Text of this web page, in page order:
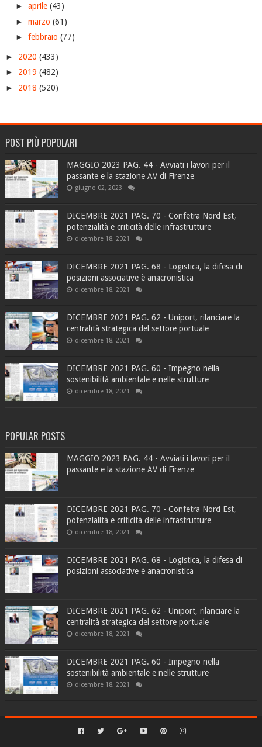
► aprile (43)
► marzo (61)
► febbraio (77)
► 2020 (433)
► 2019 (482)
► 2018 (520)
POST PIÙ POPOLARI
MAGGIO 2023 PAG. 44 - Avviati i lavori per il
passante e la stazione AV di Firenze
giugno 02, 2023
DICEMBRE 2021 PAG. 70 - Confetra Nord Est,
potenzialità e criticità delle infrastrutture
dicembre 18, 2021
DICEMBRE 2021 PAG. 68 - Logistica, la difesa di
posizioni associative è anacronistica
dicembre 18, 2021
DICEMBRE 2021 PAG. 62 - Uniport, rilanciare la
centralità strategica del settore portuale
dicembre 18, 2021
DICEMBRE 2021 PAG. 60 - Impegno nella
sostenibilità ambientale e nelle strutture
dicembre 18, 2021
POPULAR POSTS
MAGGIO 2023 PAG. 44 - Avviati i lavori per il
passante e la stazione AV di Firenze
DICEMBRE 2021 PAG. 70 - Confetra Nord Est,
potenzialità e criticità delle infrastrutture
dicembre 18, 2021
DICEMBRE 2021 PAG. 68 - Logistica, la difesa di
posizioni associative è anacronistica
DICEMBRE 2021 PAG. 62 - Uniport, rilanciare la
centralità strategica del settore portuale
dicembre 18, 2021
DICEMBRE 2021 PAG. 60 - Impegno nella
sostenibilità ambientale e nelle strutture
dicembre 18, 2021